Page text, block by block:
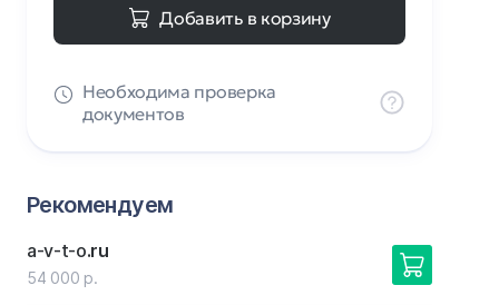
Добавить в корзину
Необходима проверка
документов
Рекомендуем
a-v-t-o.ru
54 000 р.